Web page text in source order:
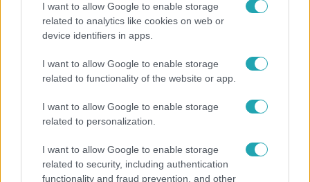
I want to allow Google to enable storage
related to analytics like cookies on web or
device identifiers in apps.
I want to allow Google to enable storage
related to functionality of the website or app.
I want to allow Google to enable storage
related to personalization.
I want to allow Google to enable storage
related to security, including authentication
functionality and fraud prevention, and other
Életmód
Ezt sokan nem tudják: Ennyibe kerül valójában, ha
egész nap megy a klíma